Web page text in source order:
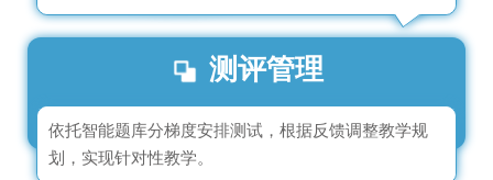
测评管理
依托智能题库分梯度安排测试，根据反馈调整教学规
划，实现针对性教学。